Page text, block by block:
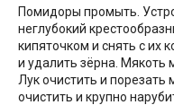
Помидоры промыть.
неглубокий
кипяточком и снять с их
и удалить зёрна. Мякоть
Лук очистить и
очистить и крупно